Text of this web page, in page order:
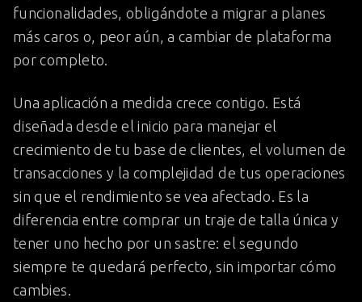
funcionalidades, obligándote a migrar a planes
más caros o, peor aún, a cambiar de plataforma
por completo.
Una aplicación a medida crece contigo. Está
diseñada desde el inicio para manejar el
crecimiento de tu base de clientes, el volumen de
transacciones y la complejidad de tus operaciones
sin que el rendimiento se vea afectado. Es la
diferencia entre comprar un traje de talla única y
tener uno hecho por un sastre: el segundo
siempre te quedará perfecto, sin importar cómo
cambies.